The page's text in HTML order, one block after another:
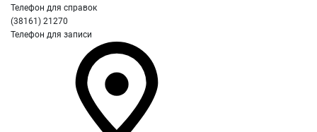
Телефон для справок
(38161) 21270
Телефон для записи